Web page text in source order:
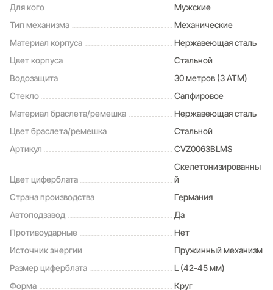
Для кого
Мужские
Тип механизма
Механические
Материал корпуса
Нержавеющая сталь
Цвет корпуса
Стальной
Водозащита
30 метров (3 ATM)
Стекло
Сапфировое
Материал браслета/ремешка
Нержавеющая сталь
Цвет браслета/ремешка
Стальной
Артикул
CVZ0063BLMS
Цвет циферблата
Скелетонизированны
й
Страна производства
Германия
Автоподзавод
Да
Противоударные
Нет
Источник энергии
Пружинный механизм
Размер циферблата
L (42-45 мм)
Форма
Круг